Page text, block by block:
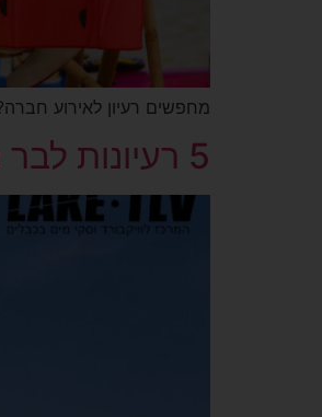
מחפשים רעיון לאירוע חברה? ריכזנו לכם את 6 הרעיונות לאירוע
5 רעיונות לבר מצווה לא שגרתית